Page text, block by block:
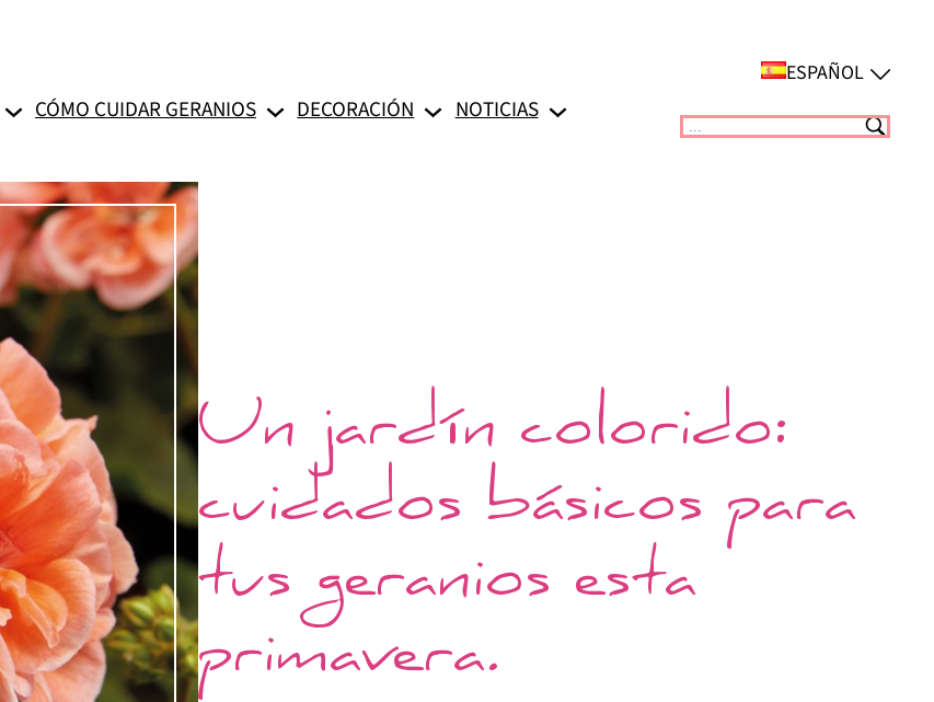
ESPAÑOL
CÓMO CUIDAR GERANIOS DECORACIÓN
NOTICIAS
Suchen
Un jardín colorido:
cuidados básicos para
tus geranios esta
primavera.